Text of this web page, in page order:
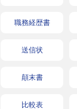
職務経歴書
送信状
顛末書
比較表